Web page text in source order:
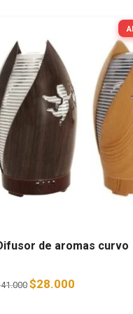
de aromas curvo
41.000 Original price was:
$28.000